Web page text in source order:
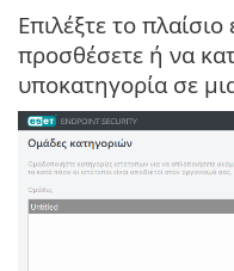
Επιλέξτε το
προσθέσετε ή να
υποκατηγορία σε